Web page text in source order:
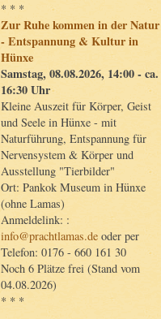
* * *
Zur Ruhe kommen in der Natur
- Entspannung & Kultur in
Hünxe
Samstag, 08.08.2026, 14:00 - ca.
16:30 Uhr
Kleine Auszeit für Körper, Geist
und Seele in Hünxe - mit
Naturführung, Entspannung für
Nervensystem & Körper und
Ausstellung "Tierbilder"
Ort: Pankok Museum in Hünxe
(ohne Lamas)
Anmeldelink: :
info@prachtlamas.de oder per
Telefon: 0176 - 660 161 30
Noch 6 Plätze frei (Stand vom
04.08.2026)
* * *